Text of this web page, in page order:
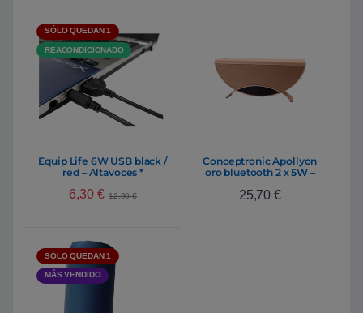
SÓLO QUEDAN 1
REACONDICIONADO
Equip Life 6W USB black /
red – Altavoces *
6,30 € 12,90€
Conceptronic Apollyon
oro bluetooth 2 x 5W –
25,70 €
SÓLO QUEDAN 1
MÁS VENDIDO